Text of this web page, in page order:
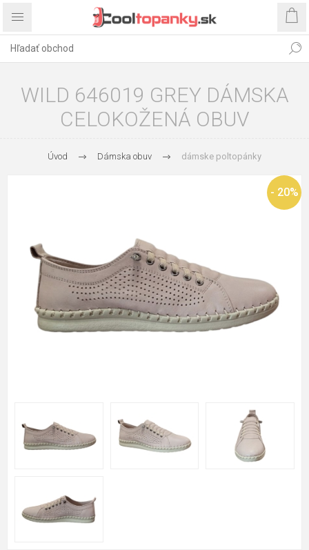
WILD 646019 GREY DÁMSKA
CELOKOŽENÁ OBUV
Úvod Dámska obuv dámske poltopánky
- 20%